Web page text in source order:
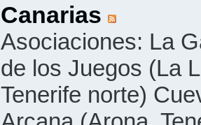
Canarias
Asociaciones: La
de los Juegos (La
Tenerife norte)